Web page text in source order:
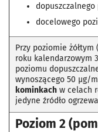
dopuszczalnego
docelowego
Przy poziomie
roku kalendarzowym
poziomu
wynoszącego 50 µg/
kominkach w celach
jedyne źródło
Poziom 2